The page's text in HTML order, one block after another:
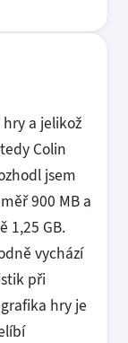
a jelikož
Colin
jsem
900 MB a
1,25 GB.
vychází
při
hry je